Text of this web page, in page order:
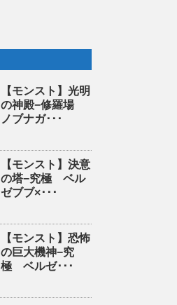
【モンスト】光明
の神殿−修羅場
ノブナガ･･･
【モンスト】決意
の塔−究極 ベル
ゼブブ×･･･
【モンスト】恐怖
の巨大機神−究
極 ベルゼ･･･